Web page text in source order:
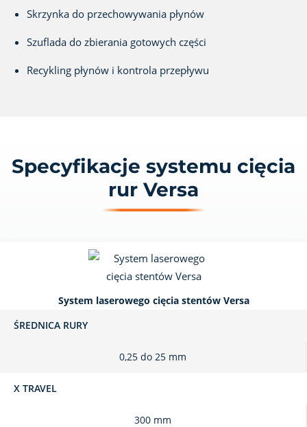
Skrzynka do przechowywania płynów
Szuflada do zbierania gotowych części
Recykling płynów i kontrola przepływu
Specyfikacje systemu cięcia
rur Versa
System laserowego cięcia stentów Versa
ŚREDNICA RURY
0,25 do 25 mm
X TRAVEL
300 mm